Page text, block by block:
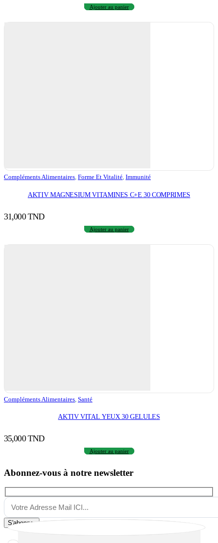
Ajouter au panier
Compléments Alimentaires, Forme Et Vitalité, Immunité
AKTIV MAGNESIUM VITAMINES C+E 30 COMPRIMES
31,000TND
Ajouter au panier
Compléments Alimentaires Santé
AKTIV VITAL YEUX 30 GELULES
35,000TND
Ajouter au panier
Abonnez-vous à notre newsletter
S'abonner